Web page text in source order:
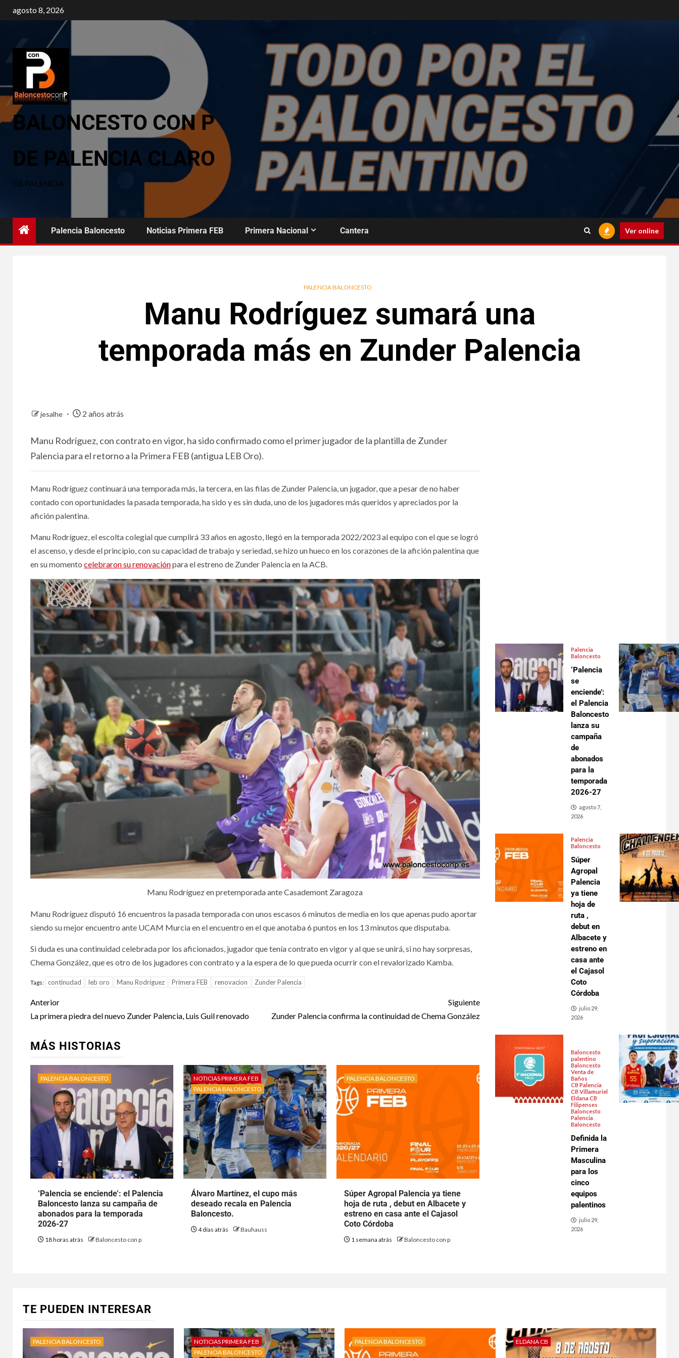
agosto 8, 2026
BALONCESTO CON P
DE PALENCIA CLARO
DE PALENCIA
Palencia Baloncesto Noticias Primera FEB Primera Nacional Cantera Ver online
PALENCIA BALONCESTO
Manu Rodríguez sumará una
temporada más en Zunder Palencia
jesalhe 2 años atrás
Manu Rodríguez, con contrato en vigor, ha sido confirmado como el primer jugador de la plantilla de Zunder
Palencia para el retorno a la Primera FEB (antigua LEB Oro).
Manu Rodríguez continuará una temporada más, la tercera, en las filas de Zunder Palencia, un jugador, que a pesar de no haber
contado con oportunidades la pasada temporada, ha sido y es sin duda, uno de los jugadores más queridos y apreciados por la
afición palentina.
Manu Rodríguez, el escolta colegial que cumplirá 33 años en agosto, llegó en la temporada 2022/2023 al equipo con el que se logró
el ascenso, y desde el principio, con su capacidad de trabajo y seriedad, se hizo un hueco en los corazones de la afición palentina que
en su momento celebraron su renovaciónpara el estreno de Zunder Palencia en la ACB.
Manu Rodríguez en pretemporada ante Casademont Zaragoza
Manu Rodríguez disputó 16 encuentros la pasada temporada con unos escasos 6 minutos de media en los que apenas pudo aportar
siendo su mejor encuentro ante UCAM Murcia en el encuentro en el que anotaba 6 puntos en los 13 minutos que disputaba.
Si duda es una continuidad celebrada por los aficionados, jugador que tenía contrato en vigor y al que se unirá, si no hay sorpresas,
Chema González, que es otro de los jugadores con contrato y a la espera de lo que pueda ocurrir con el revalorizado Kamba.
Tags: continudad leb oro Manu Rodríguez Primera FEB renovacion Zunder Palencia
Anterior
La primera piedra del nuevo Zunder Palencia, Luis Guil renovado
Siguiente
Zunder Palencia confirma la continuidad de Chema González
MÁS HISTORIAS
PALENCIA BALONCESTO
‘Palencia se enciende’: el Palencia
Baloncesto lanza su campaña de
abonados para la temporada
2026-27
18 horas atrás Baloncesto con p
NOTICIAS PRIMERA FEB
PALENCIA BALONCESTO
Álvaro Martínez, el cupo más
deseado recala en Palencia
Baloncesto.
4 días atrás Bauhauss
PALENCIA BALONCESTO
Súper Agropal Palencia ya tiene
hoja de ruta , debut en Albacete y
estreno en casa ante el Cajasol
Coto Córdoba
1 semana atrás Baloncesto con p
Palencia
Baloncesto
‘Palencia
se
enciende’:
el Palencia
Baloncesto
lanza su
campaña
de
abonados
para la
temporada
2026-27
agosto 7,
2026
Palencia
Baloncesto
Súper
Agropal
Palencia
ya tiene
hoja de
ruta ,
debut en
Albacete y
estreno en
casa ante
el Cajasol
Coto
Córdoba
julio 29,
2026
Baloncesto
palentino
Baloncesto
Venta de
Baños
CB Palencia
CB Villamuriel
Eldana CB
Filipenses
Baloncesto
Palencia
Baloncesto
Definida la
Primera
Masculina
para los
cinco
equipos
palentinos
julio 29,
2026
TE PUEDEN INTERESAR
PALENCIA BALONCESTO
NOTICIAS PRIMERA FEB
PALENCIA BALONCESTO
PALENCIA BALONCESTO ELDANA CB